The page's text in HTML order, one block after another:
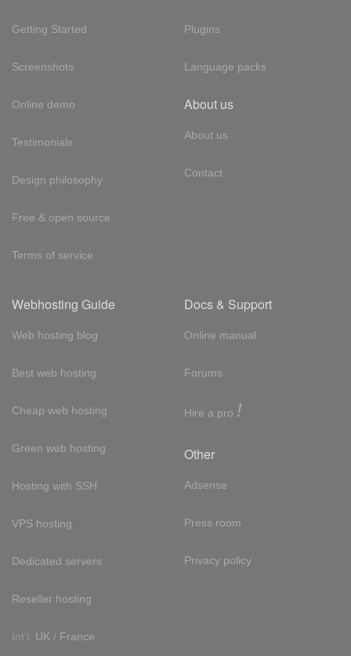
Getting Started
Screenshots
Online demo
Testimonials
Design philosophy
Free & open source
Terms of service
Plugins
Language packs
About us
About us
Contact
Webhosting Guide
Web hosting blog
Best web hosting
Cheap web hosting
Green web hosting
Hosting with SSH
VPS hosting
Dedicated servers
Reseller hosting
Int'l: UK / France
Docs & Support
Online manual
Forums
Hire a pro !
Other
Adsense
Press room
Privacy policy